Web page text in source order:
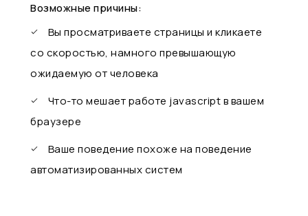
Возможные причины:
Вы просматриваете страницы и кликаете
со скоростью, намного превышающую
ожидаемую от человека
Что-то мешает работе javascript в вашем
браузере
Ваше поведение похоже на поведение
автоматизированных систем